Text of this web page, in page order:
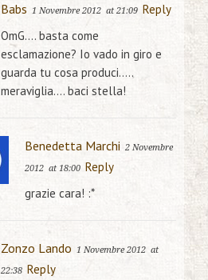
Babs 1 Novembre 2012 at 21:09 Reply
OmG…. basta come
esclamazione? Io vado in giro e
guarda tu cosa produci…..
meraviglia…. baci stella!
Benedetta Marchi 2 Novembre
2012 at 18:00 Reply
grazie cara! :*
Zonzo Lando 1 Novembre 2012 at
22:38 Reply